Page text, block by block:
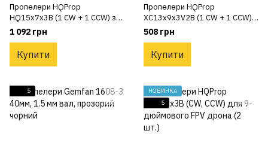
Пропелери HQProp
HQ15x7x3B (1 CW + 1 CCW) з
полікарбонату для 15-
дюймового FPV-дрона
1 092 грн
Купити
Пропелери HQProp
XC13x9x3V2B (1 CW + 1 CCW) з
полікарбонату для 13-
дюймового FPV-дрона
508 грн
Купити
5
НОВИНКА
5